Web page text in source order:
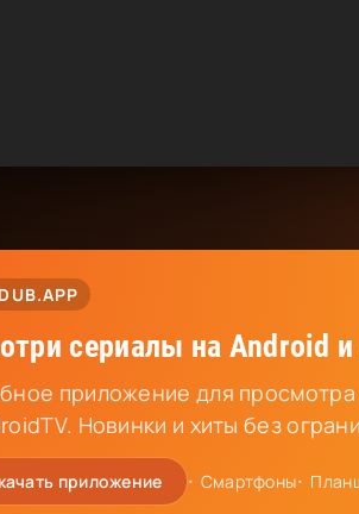
сериалы на Android
приложение для
Новинки и хиты без
приложение Смартфоны